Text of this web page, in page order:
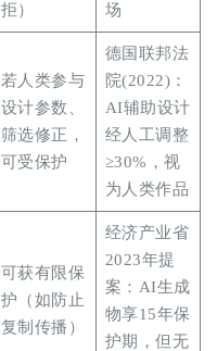
拒）
场
若人类参与
设计参数、
筛选修正，
可受保护
德国联邦法
院(2022)：
AI辅助设计
经人工调整
≥30%，视
为人类作品
可获有限保
护（如防止
复制传播）
经济产业省
2023年提
案：AI生成
物享15年保
护期，但无